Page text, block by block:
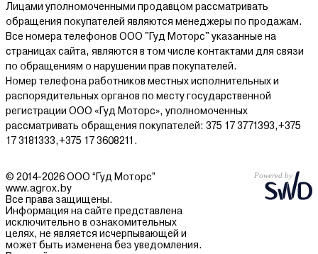
Лицами уполномоченными продавцом рассматривать
обращения покупателей являются менеджеры по продажам.
Все номера телефонов ООО "Гуд Моторс" указанные на
страницах сайта, являются в том числе контактами для связи
по обращениям о нарушении прав покупателей.
Номер телефона работников местных исполнительных и
распорядительных органов по месту государственной
регистрации ООО «Гуд Моторс», уполномоченных
рассматривать обращения покупателей: 375 17 3771393,+375
17 3181333,+375 17 3608211.
© 2014-2026 ООО “Гуд Моторс”
www.agrox.by
Все права защищены.
Информация на сайте представлена
исключительно в ознакомительных
целях, не является исчерпывающей и
может быть изменена без уведомления.